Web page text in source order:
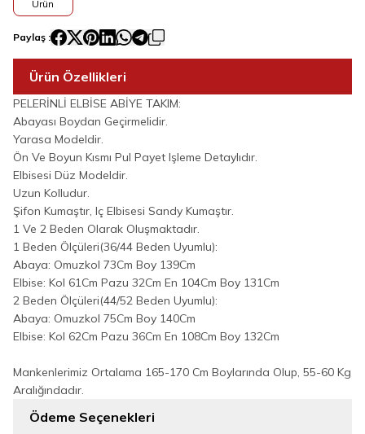
Ürün
Paylaş :
Ürün Özellikleri
PELERİNLİ ELBİSE ABİYE TAKIM:
Abayası Boydan Geçirmelidir.
Yarasa Modeldir.
Ön Ve Boyun Kısmı Pul Payet Işleme Detaylıdır.
Elbisesi Düz Modeldir.
Uzun Kolludur.
Şifon Kumaştır, Iç Elbisesi Sandy Kumaştır.
1 Ve 2 Beden Olarak Oluşmaktadır.
1 Beden Ölçüleri(36/44 Beden Uyumlu):
Abaya: Omuzkol 73Cm Boy 139Cm
Elbise: Kol 61Cm Pazu 32Cm En 104Cm Boy 131Cm
2 Beden Ölçüleri(44/52 Beden Uyumlu):
Abaya: Omuzkol 75Cm Boy 140Cm
Elbise: Kol 62Cm Pazu 36Cm En 108Cm Boy 132Cm
Mankenlerimiz Ortalama 165-170 Cm Boylarında Olup, 55-60 Kg
Aralığındadır.
Ödeme Seçenekleri